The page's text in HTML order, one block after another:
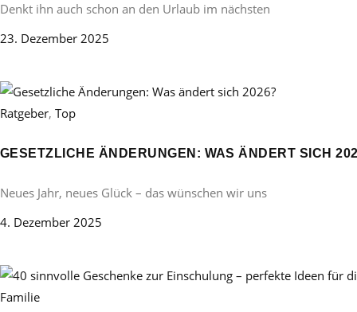
Denkt ihn auch schon an den Urlaub im nächsten
23. Dezember 2025
Ratgeber, Top
GESETZLICHE ÄNDERUNGEN: WAS ÄNDERT SICH
Neues Jahr, neues Glück – das wünschen wir uns
4. Dezember 2025
Familie